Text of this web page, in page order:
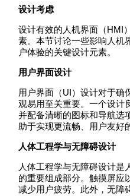
设计考虑
设计有效的人机界面（HMI
素。本节讨论一些影响人机
户体验的关键设计元素。
用户界面设计
用户界面（UI）设计对于确
观易用至关重要。一个设计
并配备清晰的图标和导航选
助于实现更流畅、用户友好
人体工程学与无障碍设计
人体工程学与无障碍设计是
的重要组成部分。触摸屏应
减少用户疲劳。此外，无障